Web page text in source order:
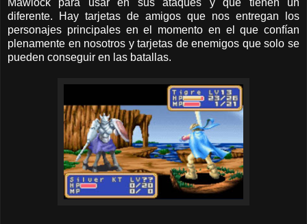
diferente. Hay tarjetas de amigos que nos entregan los
personajes principales en el momento en el que confían
plenamente en nosotros y tarjetas de enemigos que solo se
pueden conseguir en las batallas.